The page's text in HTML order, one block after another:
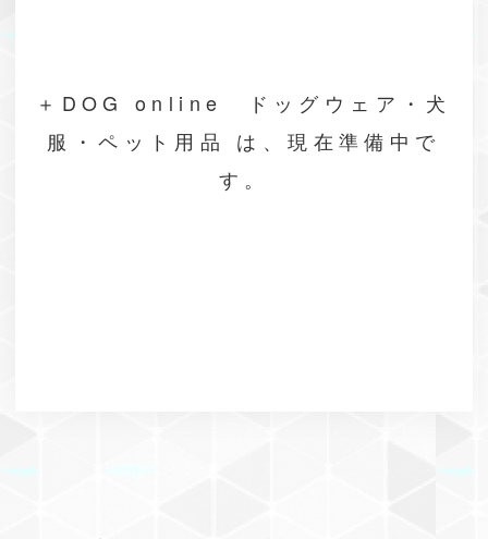
＋DOG online ドッグウェア・犬
服・ペット用品 は、現在準備中で
す。